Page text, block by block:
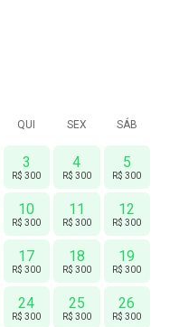
QUI SEX SÁB
3
R$ 300
4
R$ 300
5
R$ 300
10
R$ 300
11
R$ 300
12
R$ 300
17
R$ 300
18
R$ 300
19
R$ 300
24
R$ 300
25
R$ 300
26
R$ 300